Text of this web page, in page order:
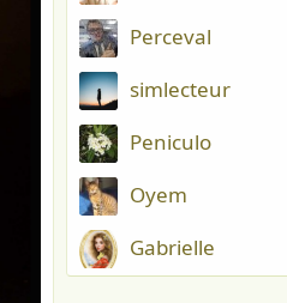
Perceval
simlecteur
Peniculo
Oyem
Gabrielle